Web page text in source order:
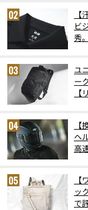
ビ
秀
ユ
ー
ヘ
高
ッ
で